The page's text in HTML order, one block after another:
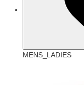
MENS_LADIES